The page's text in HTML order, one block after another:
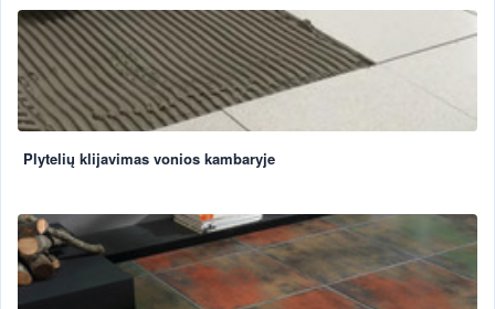
Plytelių klijavimas vonios kambaryje